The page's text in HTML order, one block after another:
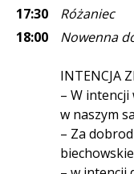
17:30
Różaniec
18:00
Nowenna
INTENCJA
– W
w naszym
– Za